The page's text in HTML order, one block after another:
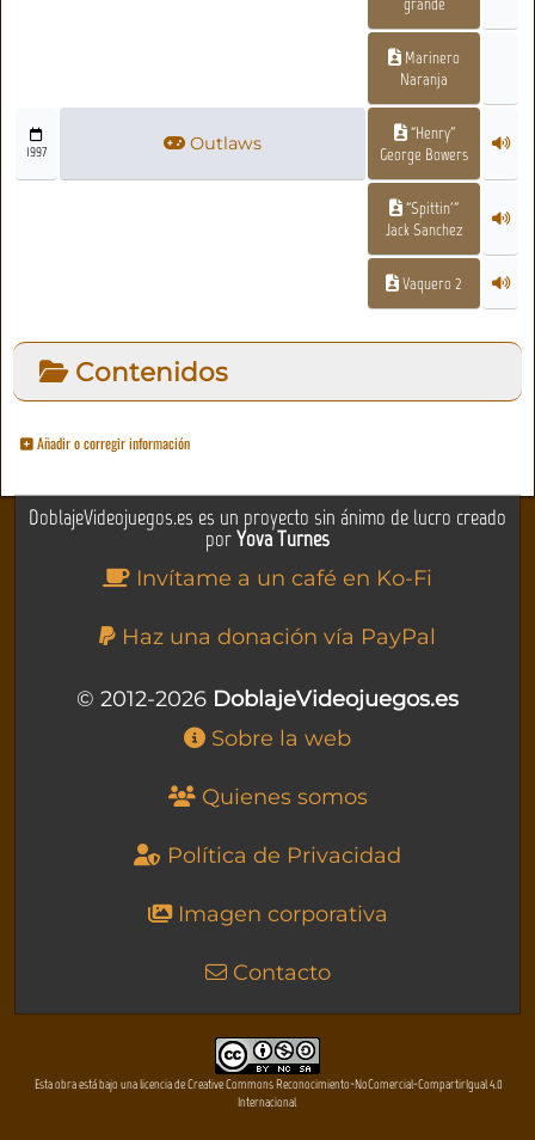
Marinero
Naranja
1997 Outlaws
“Henry”
George Bowers
“Spittin'”
Jack Sanchez
Vaquero 2
Contenidos
Añadir o corregir información
DoblajeVideojuegos.es es un proyecto sin ánimo de lucro creado
porYova Turnes
Invítame a un café en Ko-Fi
Haz una donación vía PayPal
© 2012-2026 DoblajeVideojuegos.es
Sobre la web
Quienes somos
Política de Privacidad
Imagen corporativa
Contacto
Esta obra está bajo una licencia de Creative Commons Reconocimiento-NoComercial-CompartirIgual 4.0
Internacional